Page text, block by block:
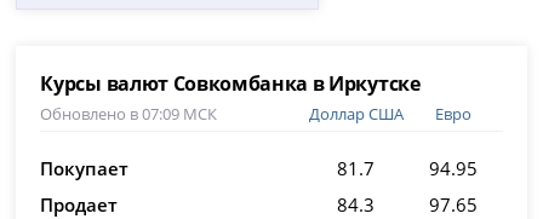
Курсы валют Совкомбанка в Иркутске
Обновлено в 07:09 МСК Доллар США Евро
Покупает 81.7
94.95
Продает
84.3
97.65